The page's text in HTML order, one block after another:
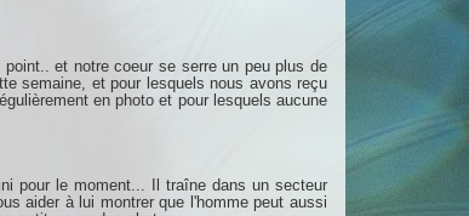
et notre coeur se serre un peu plus de
semaine, et pour lesquels nous avons reçu
en photo et pour lesquels aucune
pour le moment... Il traîne dans un secteur
aider à lui montrer que l'homme peut aussi